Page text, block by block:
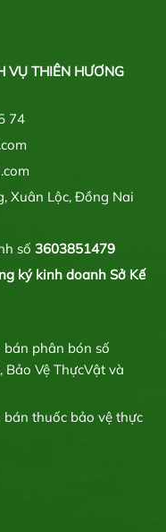
VỤ THIÊN HƯƠNG
74
Xuân Lộc, Đồng Nai
số 3603851479
ký kinh doanh Sở Kế
phân bón số
Bảo Vệ ThựcVật và
thuốc bảo vệ thực